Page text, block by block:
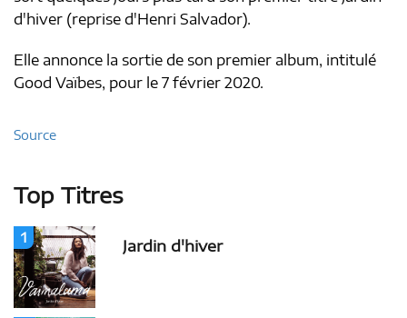
d'hiver (reprise d'Henri Salvador).
Elle annonce la sortie de son premier album, intitulé
Good Vaïbes, pour le 7 février 2020.
Source
Top Titres
1 Jardin d'hiver